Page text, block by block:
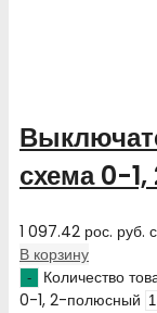
схема 0-
1 097.42 рос. руб.
В корзину
Количество
0-1, 2-полюсный